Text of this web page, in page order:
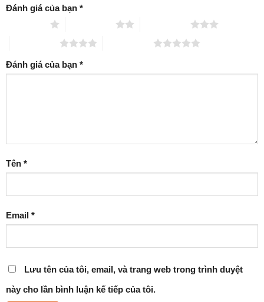
Đánh giá của bạn *
Đánh giá của bạn *
Tên *
Email *
Lưu tên của tôi, email, và trang web trong trình duyệt
này cho lần bình luận kế tiếp của tôi.